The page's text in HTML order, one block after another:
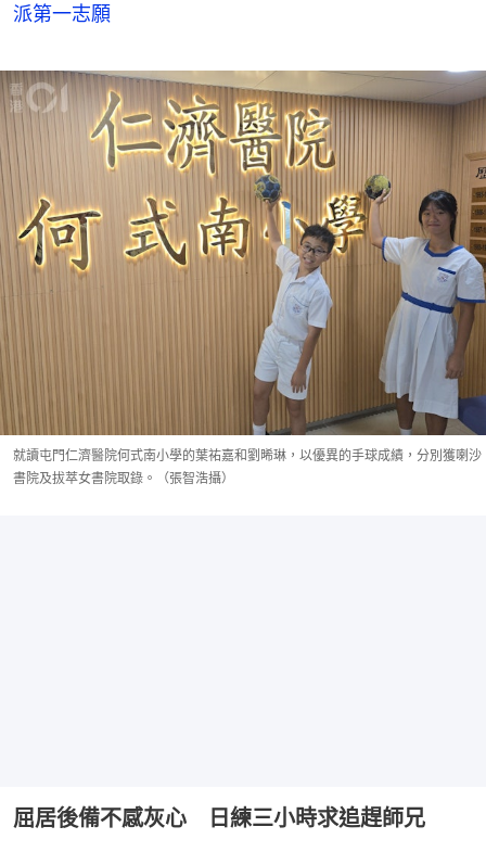
派第一志願
就讀屯門仁濟醫院何式南小學的葉祐嘉和劉晞琳，以優異的手球成績，分別獲喇沙
書院及拔萃女書院取錄。（張智浩攝）
屈居後備不感灰心 日練三小時求追趕師兄